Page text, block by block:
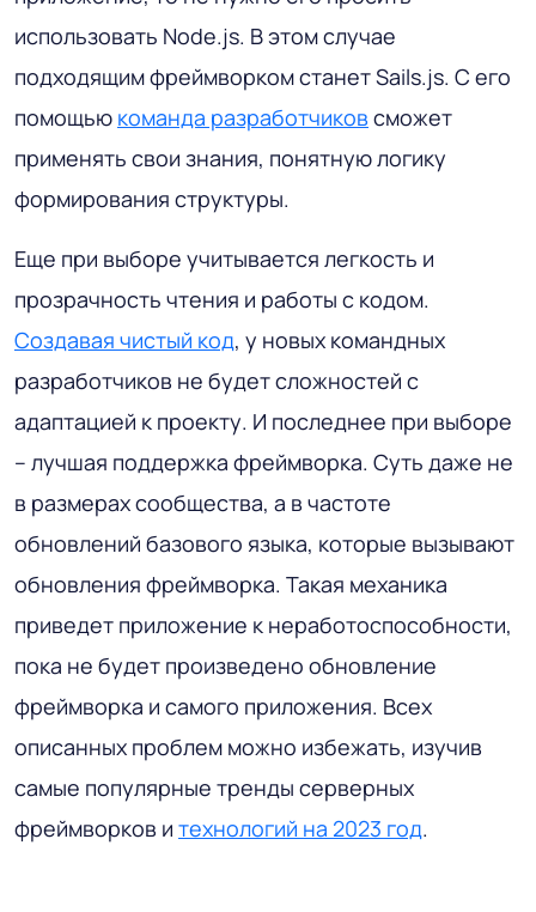
использовать Node.js. В этом случае
подходящим фреймворком станет Sails.js. С его
помощью команда разработчиков сможет
применять свои знания, понятную логику
формирования структуры.
Еще при выборе учитывается легкость и
прозрачность чтения и работы с кодом.
Создавая чистый код, у новых командных
разработчиков не будет сложностей с
адаптацией к проекту. И последнее при выборе
– лучшая поддержка фреймворка. Суть даже не
в размерах сообщества, а в частоте
обновлений базового языка, которые вызывают
обновления фреймворка. Такая механика
приведет приложение к неработоспособности,
пока не будет произведено обновление
фреймворка и самого приложения. Всех
описанных проблем можно избежать, изучив
самые популярные тренды серверных
фреймворков и технологий на 2023 год.